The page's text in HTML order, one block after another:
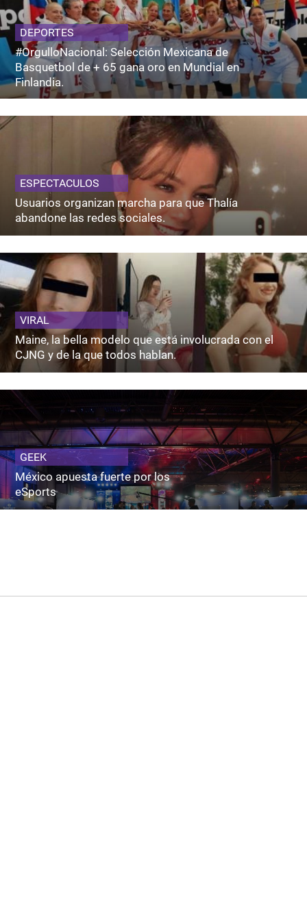
DEPORTES
#OrgulloNacional: Selección Mexicana de
Basquetbol de + 65 gana oro en Mundial en
Finlandia.
ESPECTACULOS
Usuarios organizan marcha para que Thalía
abandone las redes sociales.
VIRAL
Maine, la bella modelo que está involucrada con el
CJNG y de la que todos hablan.
GEEK
México apuesta fuerte por los
eSports